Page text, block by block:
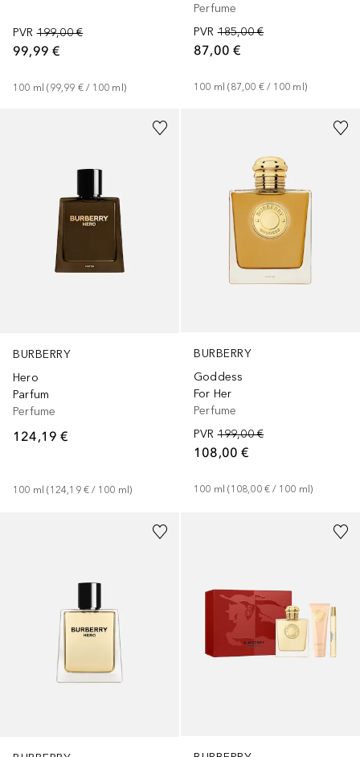
PVR 199,00 €
99,99 €
100 ml (99,99 € / 100 ml)
Perfume
PVR 185,00 €
87,00 €
100 ml (87,00 € / 100 ml )
BURBERRY
Hero
Parfum
Perfume
124,19 €
100 ml (124,19 € / 100 ml)
BURBERRY
Goddess
For Her
Perfume
PVR 199,00 €
108,00 €
100 ml (108,00 € / 100 ml)